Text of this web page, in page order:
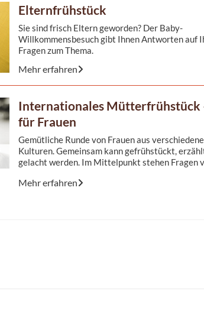
Elternfrühstück
Sie sind frisch Eltern geworden? Der Baby-
Willkommensbesuch gibt Ihnen Antworten auf
Fragen zum Thema.
Mehr erfahren
Internationales Mütterfrühstück
für Frauen
Gemütliche Runde von Frauen aus
Kulturen. Gemeinsam kann gefrühstückt,
gelacht werden. Im Mittelpunkt stehen Fragen
Mehr erfahren